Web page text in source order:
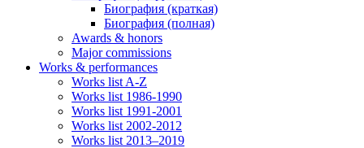
Биография (краткая)
Биография (полная)
Awards & honors
Major commissions
Works & performances
Works list A-Z
Works list 1986-1990
Works list 1991-2001
Works list 2002-2012
Works list 2013–2019